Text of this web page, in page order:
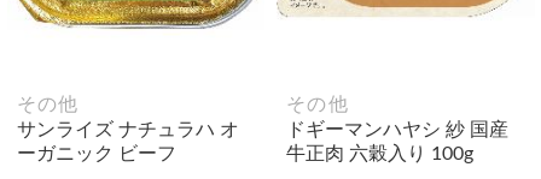
その他
サンライズ ナチュラハ オ
ーガニック ビーフ
その他
ドギーマンハヤシ 紗 国産
牛正肉 六穀入り 100g